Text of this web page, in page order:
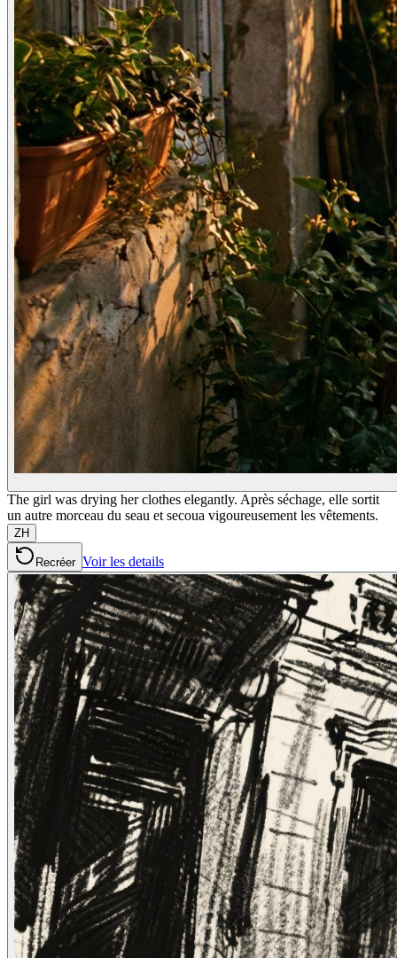
The girl was drying her clothes elegantly. Après séchage, elle sortit
un autre morceau du seau et secoua vigoureusement les vêtements.
ZH
Recréer Voir les details